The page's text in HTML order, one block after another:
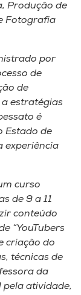
Produção de
Fotografia
por
de
de
estratégias
é
Estado de
experiência
curso
de 9 a 11
conteúdo
“YouTubers
criação do
técnicas de
da
pela atividade,